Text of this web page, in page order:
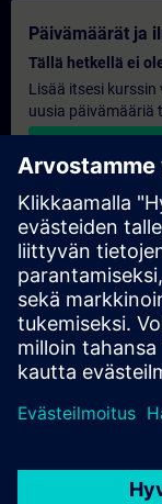
Päivämäärät ja
Tällä hetkellä ei
Lisää itsesi
uusia päivämääriä
Jos tarvitset
hintatarjouksen
olevaa linkkiä.
minkä jälkeen
Anna tarjous